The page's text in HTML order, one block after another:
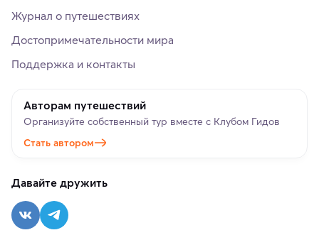
Журнал о путешествиях
Достопримечательности мира
Поддержка и контакты
Авторам путешествий
Организуйте собственный тур вместе с Клубом Гидов
Стать автором
Давайте дружить